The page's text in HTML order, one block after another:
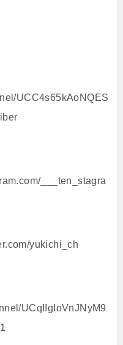
UCC4s65kAoNQES
___ten_stagra
yukichi_ch
UCqIIgIoVnJNyM9